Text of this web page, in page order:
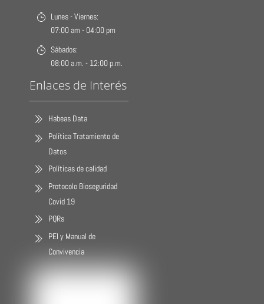
Lunes - Viernes:
07:00 am - 04:00 pm
Sábados:
08:00 a.m. - 12:00 p.m.
Enlaces de Interés
Habeas Data
Política Tratamiento de
Datos
Políticas de calidad
Protocolo Bioseguridad
Covid 19
PQRs
PEI y Manual de
Convivencia